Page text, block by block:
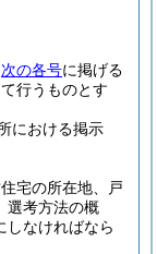
次の各号に掲げる
行うものとす
における掲示
宅の所在地、戸
選考方法の概
しなければなら